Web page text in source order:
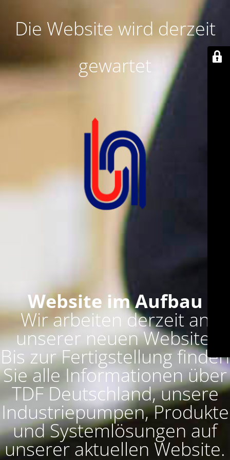
Die Website wird derzeit
gewartet
Website im Aufbau
Wir arbeiten derzeit an
unserer neuen Website.
Bis zur Fertigstellung finden
Sie alle Informationen über
TDF Deutschland, unsere
Industriepumpen, Produkte
und Systemlösungen auf
unserer aktuellen Website.